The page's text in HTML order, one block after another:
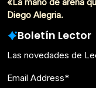
Diego Alegria.
Boletín Lector
Las novedades de
Email Address*